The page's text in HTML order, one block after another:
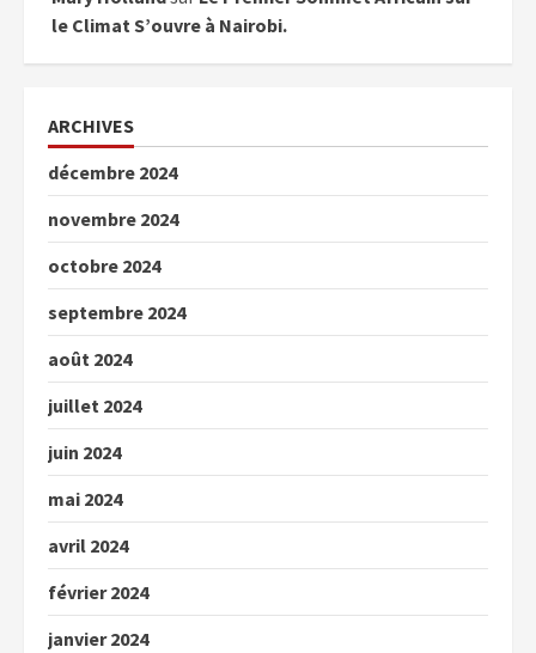
le Climat S’ouvre à Nairobi.
ARCHIVES
décembre 2024
novembre 2024
octobre 2024
septembre 2024
août 2024
juillet 2024
juin 2024
mai 2024
avril 2024
février 2024
janvier 2024